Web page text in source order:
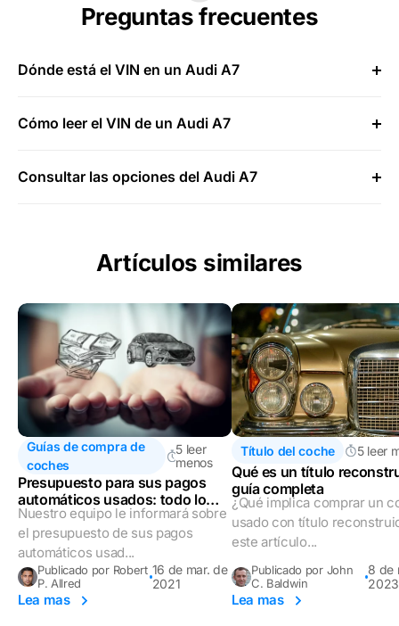
Preguntas frecuentes
Dónde está el VIN en un Audi A7
Cómo leer el VIN de un Audi A7
Consultar las opciones del Audi A7
Artículos similares
Guías de compra de
coches
5 leer
menos
Presupuesto para sus pagos
automáticos usados: todo lo
que debe saber
Nuestro equipo le informará sobre
el presupuesto de sus pagos
automáticos usad...
Publicado por Robert
P. Allred
16 de mar. de
2021
Lea mas
Título del coche 5 leer
Qué es un título
guía completa
¿Qué implica comprar un
usado con título
este artículo...
Publicado por John
C. Baldwin
8 de
2023
Lea mas